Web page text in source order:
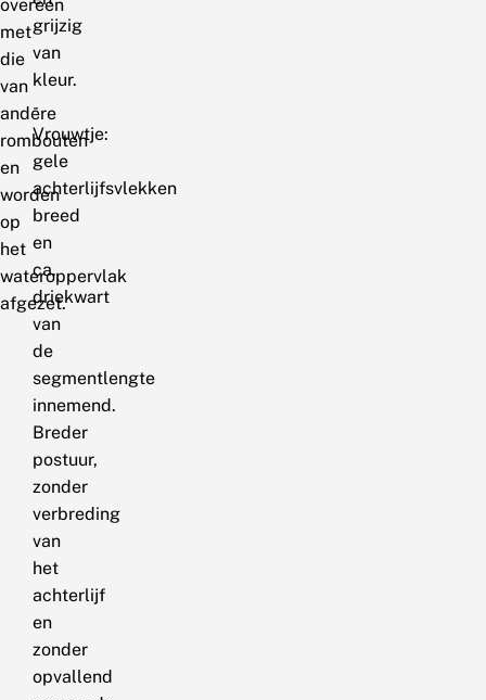
overeen
met
die
van
andere
rombouten
en
worden
op
het
wateroppervlak
afgezet.
grijzig
van
kleur.
-
Vrouwtje:
gele
achterlijfsvlekken
breed
en
ca.
driekwart
van
de
segmentlengte
innemend.
Breder
postuur,
zonder
verbreding
van
het
achterlijf
en
zonder
opvallend